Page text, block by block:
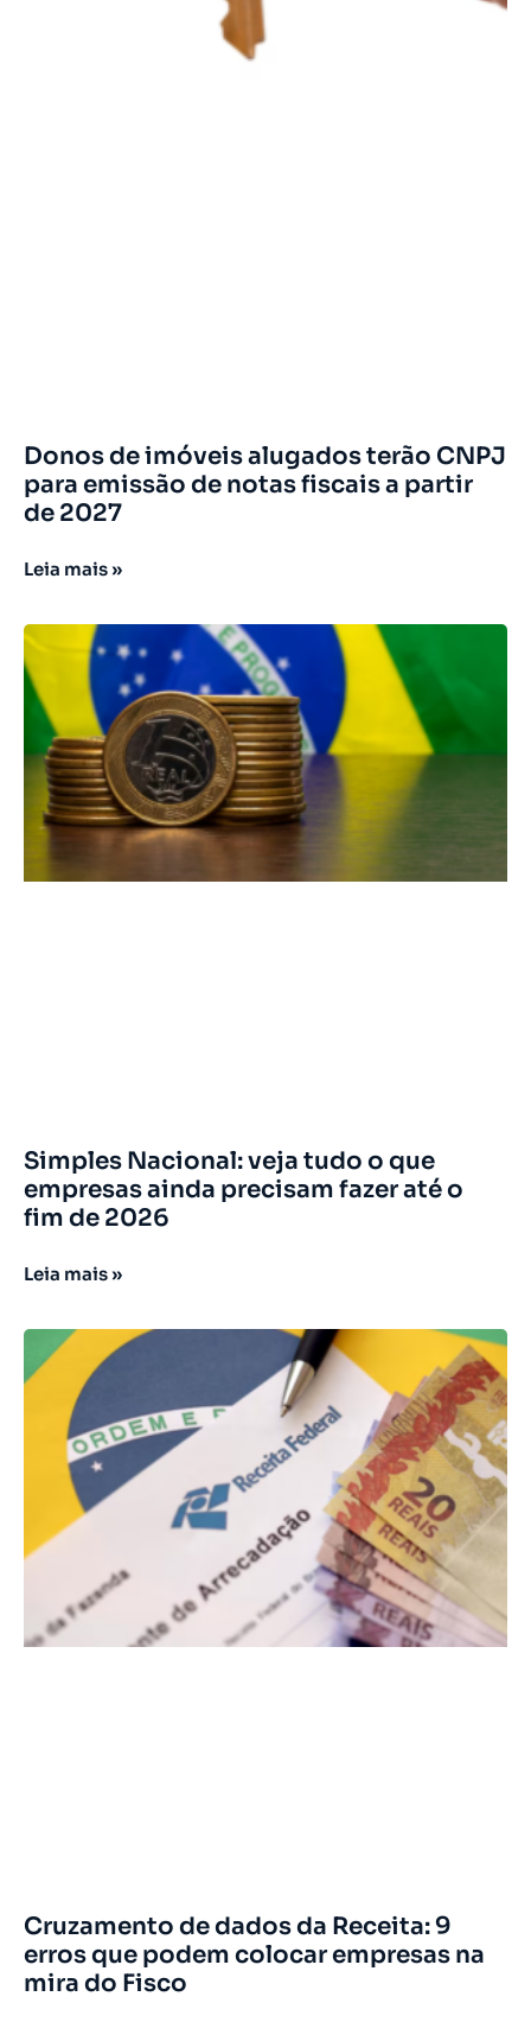
Donos de imóveis alugados terão CNPJ
para emissão de notas fiscais a partir
de 2027
Leia mais »
Simples Nacional: veja tudo o que
empresas ainda precisam fazer até o
fim de 2026
Leia mais »
Cruzamento de dados da Receita: 9
erros que podem colocar empresas na
mira do Fisco